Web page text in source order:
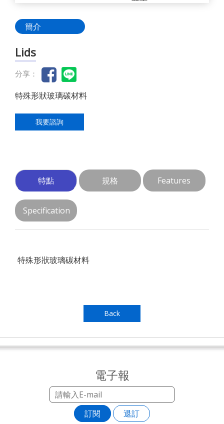
簡介
Lids
分享：
特殊形狀玻璃碳材料
我要諮詢
特點 規格 Features
Specification
特殊形狀玻璃碳材料
Back
電子報
訂閱 退訂